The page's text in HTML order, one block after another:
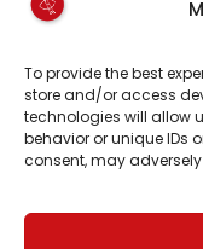
To provide the best
store and/or access
technologies will allow
behavior or unique IDs
consent, may
25027388
KONTO
6471-1511626
FØLG OS PÅ:
FACEBOOK